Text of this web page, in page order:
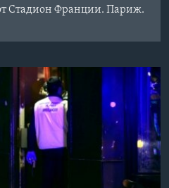
Стадион Франции. Париж.